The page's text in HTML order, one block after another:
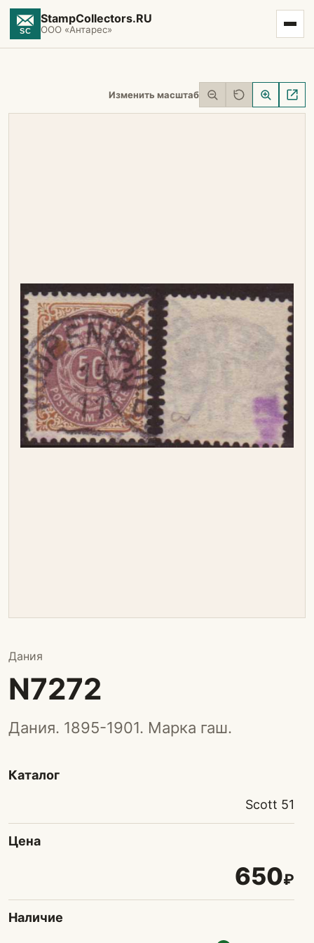
StampCollectors.RU
ООО «Антарес»
Изменить масштаб
Дания
N7272
Дания. 1895-1901. Марка гаш.
Каталог
Scott 51
Цена
650₽
Наличие